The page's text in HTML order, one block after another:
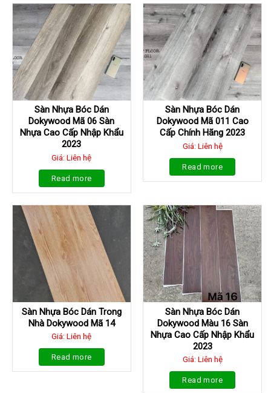
Sàn Nhựa Bóc Dán
Dokywood Mã 06 Sàn
Nhựa Cao Cấp Nhập Khẩu
2023
Giá: Liên hệ
Read more
Sàn Nhựa Bóc Dán
Dokywood Mã 011 Cao
Cấp Chính Hãng 2023
Giá: Liên hệ
Read more
Sàn Nhựa Bóc Dán Trong
Nhà Dokywood Mã 14
Giá: Liên hệ
Read more
Sàn Nhựa Bóc Dán
Dokywood Màu 16 Sàn
Nhựa Cao Cấp Nhập Khẩu
2023
Giá: Liên hệ
Read more